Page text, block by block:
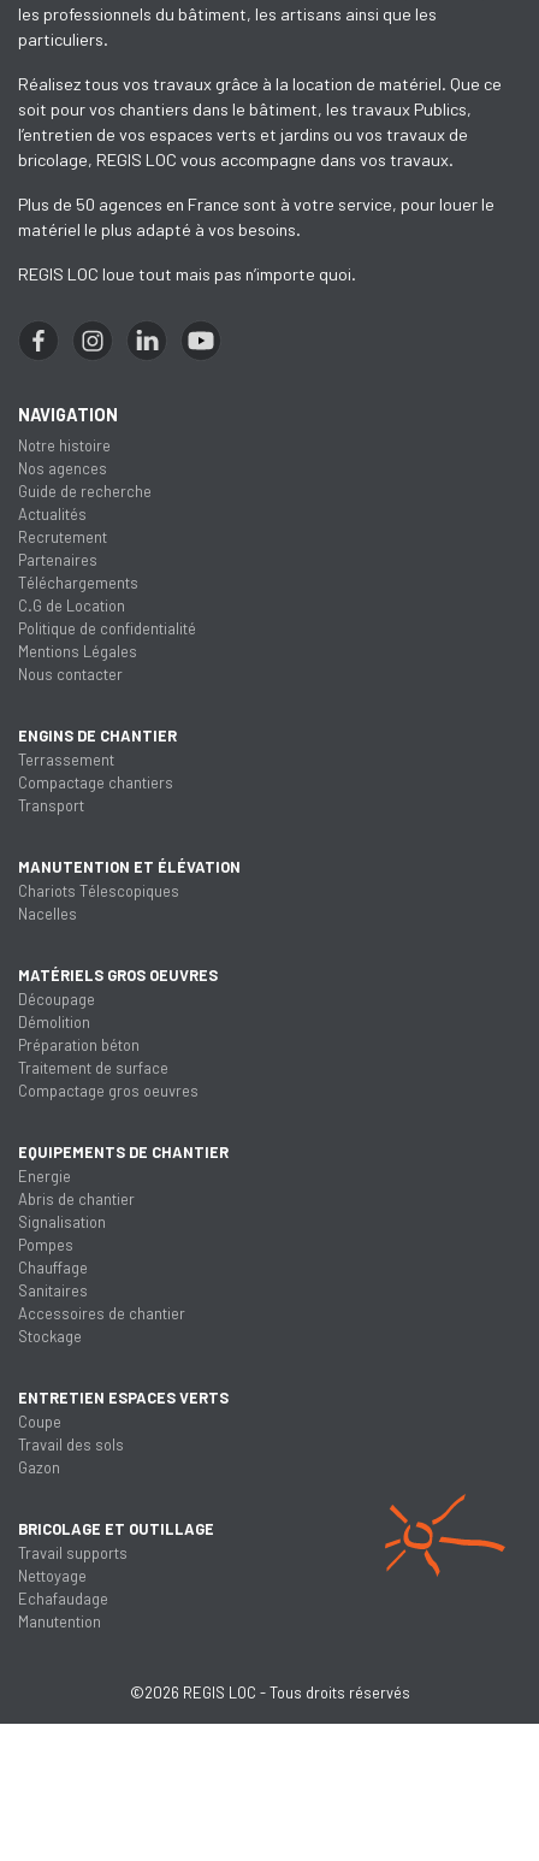
les professionnels du bâtiment, les artisans ainsi que les
particuliers.
Réalisez tous vos travaux grâce à la location de matériel. Que ce
soit pour vos chantiers dans le bâtiment, les travaux Publics,
l’entretien de vos espaces verts et jardins ou vos travaux de
bricolage, REGIS LOC vous accompagne dans vos travaux.
Plus de 50 agences en France sont à votre service, pour louer le
matériel le plus adapté à vos besoins.
REGIS LOC loue tout mais pas n’importe quoi.
NAVIGATION
Notre histoire
Nos agences
Guide de recherche
Actualités
Recrutement
Partenaires
Téléchargements
C.G de Location
Politique de confidentialité
Mentions Légales
Nous contacter
ENGINS DE CHANTIER
Terrassement
Compactage chantiers
Transport
MANUTENTION ET ÉLÉVATION
Chariots Télescopiques
Nacelles
MATÉRIELS GROS OEUVRES
Découpage
Démolition
Préparation béton
Traitement de surface
Compactage gros oeuvres
EQUIPEMENTS DE CHANTIER
Energie
Abris de chantier
Signalisation
Pompes
Chauffage
Sanitaires
Accessoires de chantier
Stockage
ENTRETIEN ESPACES VERTS
Coupe
Travail des sols
Gazon
BRICOLAGE ET OUTILLAGE
Travail supports
Nettoyage
Echafaudage
Manutention
©2026 REGIS LOC - Tous droits réservés